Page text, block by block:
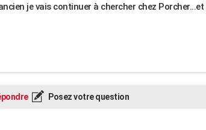
je vais continuer à chercher chez Porcher...et
Posez votre question